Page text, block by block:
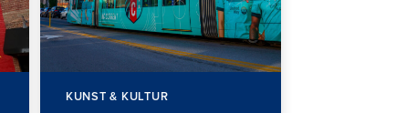
KUNST & KULTUR